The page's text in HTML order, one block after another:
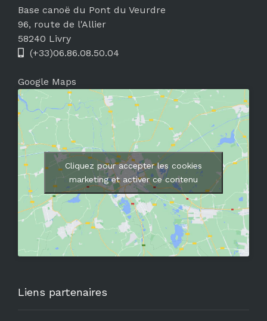
Base canoë du Pont du Veurdre
96, route de l'Allier
58240 Livry
(+33)06.86.08.50.04
Google Maps
Cliquez pour accepter les cookies
marketing et activer ce contenu
Liens partenaires